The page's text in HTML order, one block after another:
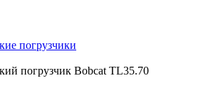
погрузчики
погрузчик Bobcat TL35.70